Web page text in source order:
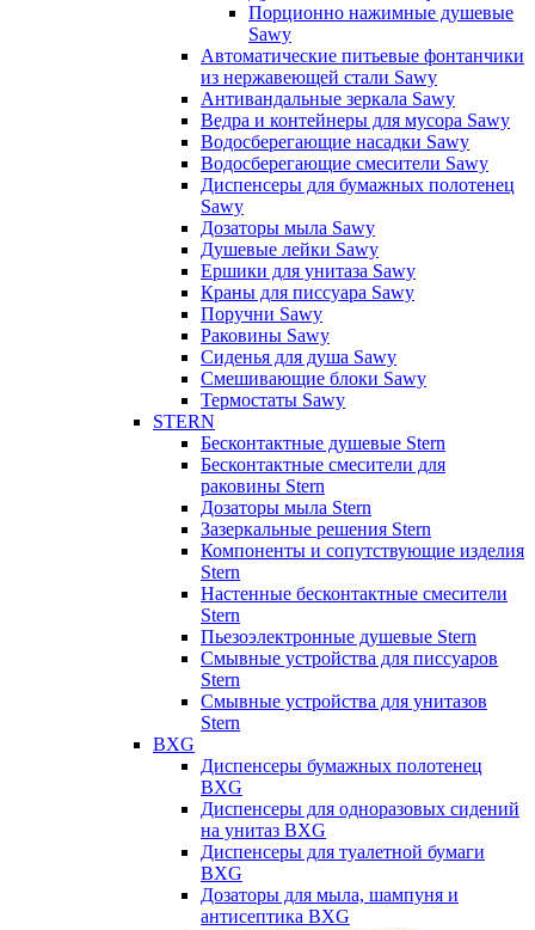
Порционно нажимные душевые
Sawy
Автоматические питьевые фонтанчики
из нержавеющей стали Sawy
Антивандальные зеркала Sawy
Ведра и контейнеры для мусора Sawy
Водосберегающие насадки Sawy
Водосберегающие смесители Sawy
Диспенсеры для бумажных полотенец
Sawy
Дозаторы мыла Sawy
Душевые лейки Sawy
Ершики для унитаза Sawy
Краны для писсуара Sawy
Поручни Sawy
Раковины Sawy
Сиденья для душа Sawy
Смешивающие блоки Sawy
Термостаты Sawy
STERN
Бесконтактные душевые Stern
Бесконтактные смесители для
раковины Stern
Дозаторы мыла Stern
Зазеркальные решения Stern
Компоненты и сопутствующие изделия
Stern
Настенные бесконтактные смесители
Stern
Пьезоэлектронные душевые Stern
Смывные устройства для писсуаров
Stern
Смывные устройства для унитазов
Stern
BXG
Диспенсеры бумажных полотенец
BXG
Диспенсеры для одноразовых сидений
на унитаз BXG
Диспенсеры для туалетной бумаги
BXG
Дозаторы для мыла, шампуня и
антисептика BXG